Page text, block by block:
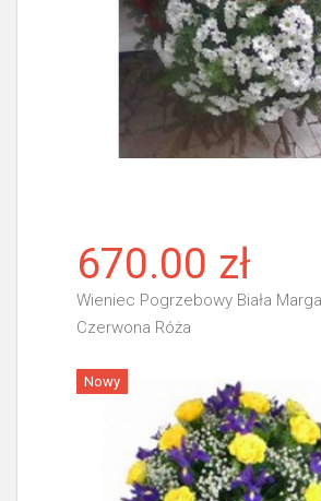
670.00 zł
Wieniec Pogrzebowy Biała
Czerwona Róża
Więcej
Nowy